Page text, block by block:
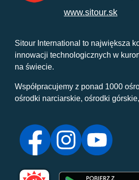
www.sitour.sk
Sitour International to największa
innowacji technologicznych w
na świecie.
Współpracujemy z ponad 1000
ośrodki narciarskie, ośrodki